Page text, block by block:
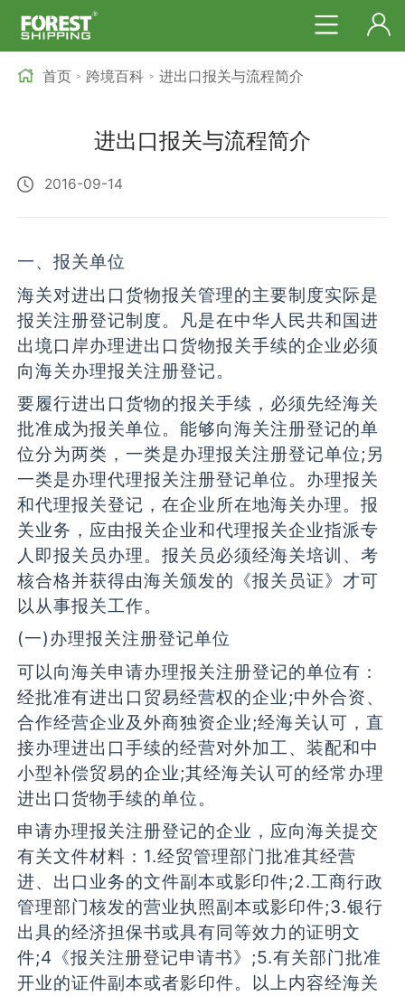
首页 > 跨境百科 > 进出口报关与流程简介
进出口报关与流程简介
2016-09-14
一、报关单位
海关对进出口货物报关管理的主要制度实际是
报关注册登记制度。凡是在中华人民共和国进
出境口岸办理进出口货物报关手续的企业必须
向海关办理报关注册登记。
要履行进出口货物的报关手续，必须先经海关
批准成为报关单位。能够向海关注册登记的单
位分为两类，一类是办理报关注册登记单位;另
一类是办理代理报关注册登记单位。办理报关
和代理报关登记，在企业所在地海关办理。报
关业务，应由报关企业和代理报关企业指派专
人即报关员办理。报关员必须经海关培训、考
核合格并获得由海关颁发的《报关员证》才可
以从事报关工作。
(一)办理报关注册登记单位
可以向海关申请办理报关注册登记的单位有：
经批准有进出口贸易经营权的企业;中外合资、
合作经营企业及外商独资企业;经海关认可，直
接办理进出口手续的经营对外加工、装配和中
小型补偿贸易的企业;其经海关认可的经常办理
进出口货物手续的单位。
申请办理报关注册登记的企业，应向海关提交
有关文件材料：1.经贸管理部门批准其经营
进、出口业务的文件副本或影印件;2.工商行政
管理部门核发的营业执照副本或影印件;3.银行
出具的经济担保书或具有同等效力的证明文
件;4《报关注册登记申请书》;5.有关部门批准
开业的证件副本或者影印件。以上内容经海关